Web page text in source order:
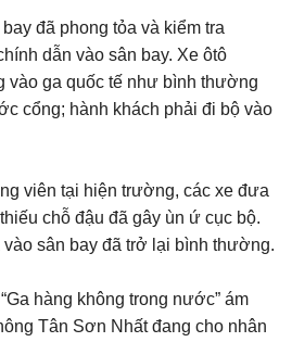
đã phong tỏa và kiểm tra
dẫn vào sân bay. Xe ôtô
vào ga quốc tế như bình thường
cổng; hành khách phải đi bộ vào
viên tại hiện trường, các xe đưa
chỗ đậu đã gây ùn ứ cục bộ.
sân bay đã trở lại bình thường.
hàng không trong nước” ám
Tân Sơn Nhất đang cho nhân